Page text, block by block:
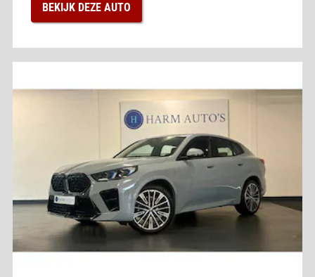
BEKIJK DEZE AUTO